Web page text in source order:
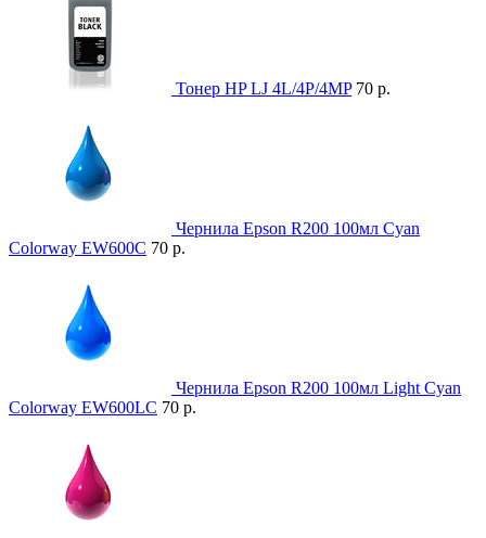
Тонер HP LJ 4L/4P/4MP 70 р.
Чернила Epson R200 100мл Cyan
Colorway EW600C 70 р.
Чернила Epson R200 100мл Light Cyan
Colorway EW600LC 70 р.